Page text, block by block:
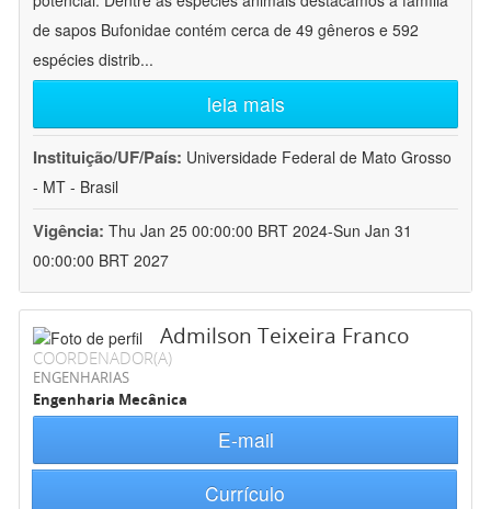
de sapos Bufonidae contém cerca de 49 gêneros e 592
espécies distrib...
leia mais
Instituição/UF/País: Universidade Federal de Mato Grosso
- MT - Brasil
Vigência: Thu Jan 25 00:00:00 BRT 2024-Sun Jan 31
00:00:00 BRT 2027
Admilson Teixeira Franco
COORDENADOR(A)
ENGENHARIAS
Engenharia Mecânica
E-mail
Currículo